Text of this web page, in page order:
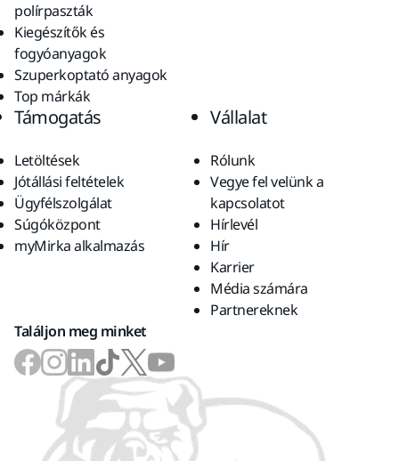
polírpaszták
Kiegészítők és
fogyóanyagok
Szuperkoptató anyagok
Top márkák
Támogatás
Letöltések
Jótállási feltételek
Ügyfélszolgálat
Súgóközpont
myMirka alkalmazás
Vállalat
Rólunk
Vegye fel velünk a
kapcsolatot
Hírlevél
Hír
Karrier
Média számára
Partnereknek
Találjon meg minket